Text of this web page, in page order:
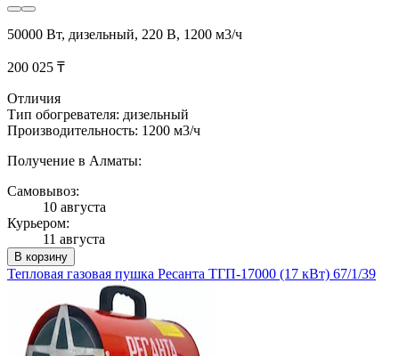
50000 Вт, дизельный, 220 В, 1200 м3/ч
200 025 ₸
Отличия
Тип обогревателя: дизельный
Производительность: 1200 м3/ч
Получение в Алматы:
Самовывоз:
10 августа
Курьером:
11 августа
В корзину
Тепловая газовая пушка Ресанта ТГП-17000 (17 кВт) 67/1/39